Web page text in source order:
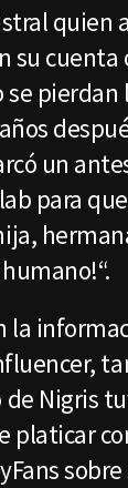
quien
su cuenta
se pierdan
un
para
la
de Nigris
platicar